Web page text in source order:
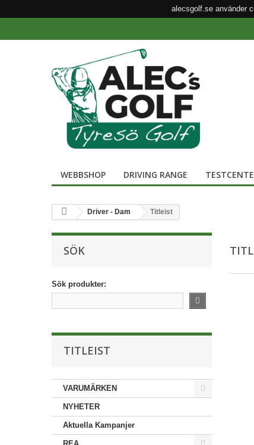
alecsgolf.se använder
WEBBSHOP DRIVING RANGE
Driver - Dam Titleist
SÖK
Sök produkter:
TITLEIST
VARUMÄRKEN
NYHETER
Aktuella Kampanjer